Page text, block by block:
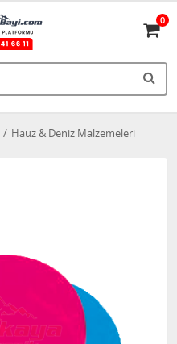
0
Hauz & Deniz Malzemeleri